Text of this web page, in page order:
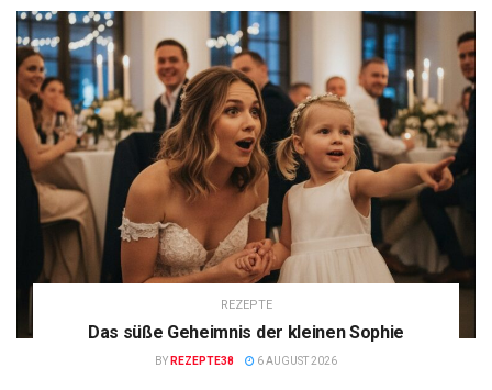
REZEPTE
Das süße Geheimnis der kleinen Sophie
BY REZEPTE38 6 AUGUST 2026